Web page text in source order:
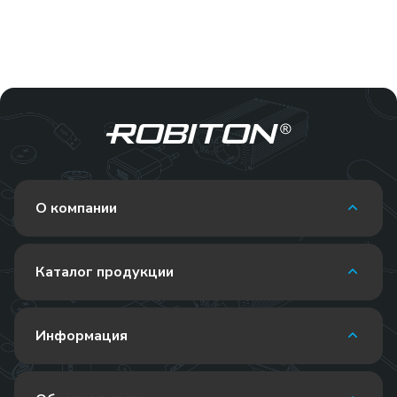
О компании
Каталог продукции
Информация